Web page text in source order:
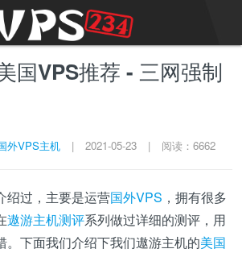
国VPS推荐 - 三网强制
外VPS主机 | 2021-05-23 | 阅读：6662
绍过，主要是运营国外VPS ，拥有很多
遨游主机测评系列做过详细的测评，用
。下面我们介绍下我们遨游主机的美国